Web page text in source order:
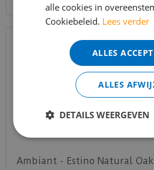
Ambiant - Estino Natural Oak
Bestelling worden
echter iets minder snel
gewend bent.
Voor vragen kan je ons
alle cookies in
Cookiebeleid. Lees verder
ALLES
ALLES
DETAILS WEERGEVEN